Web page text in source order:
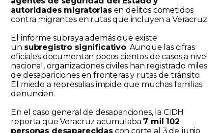
autoridades migratoriasen delitos cometidos
contra migrantes en rutas que incluyen a Veracruz.
El informe subraya además que existe
un subregistro significativo. Aunque las cifras
oficiales documentan pocos cientos de casos a nivel
nacional, organizaciones civiles han registrado miles
de desapariciones en fronteras y rutas de tránsito.
El miedo a represalias impide que muchas familias
denuncien.
En el caso general de desapariciones, la CIDH
reporta que Veracruz acumulaba 7 mil 102
personas desaparecidascon corte al 3 de junio